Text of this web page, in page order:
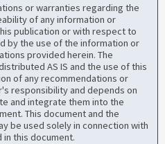
or warranties regarding the
of any information or
publication or with respect to
by the use of the information or
provided herein. The
AS IS and the use of this
of any recommendations or
responsibility and depends on
and integrate them into the
This document and the
be used solely in connection with
this document.